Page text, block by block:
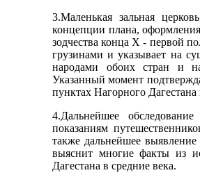
3.Маленькая зальная
концепции плана,
зодчества конца X - первой
грузинами и указывает на
народами обоих стран и на
Указанный момент
пунктах Нагорного
4.Дальнейшее
показаниям
также дальнейшее
выяснит многие факты из
Дагестана в средние века.